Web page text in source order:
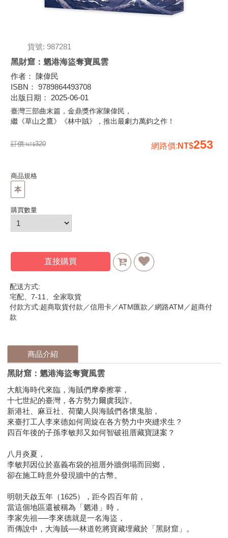
貨號: 987281
黑財窟：魍港海盜奪寶風雲
作者：
陳偉民
ISBN ： 9789864493708
出版日期 ： 2025-06-01
臺灣三部曲末篇，金鼎獎作家陳偉民，
繼《草山之鷹》《林中賊》，推出最劇力萬鈞之作！
訂價: 320 網路價: 253
商品規格
本
購買數量
直接購買
配送方式:
宅配、7-11、全家取貨
付款方式:超商取貨付款／信用卡／ATM匯款／網路ATM／超商付
款
商品介紹
黑財窟：魍港海盜奪寶風雲
大航海時代來臨，海賊們摩拳擦掌，
十七世紀的臺灣，各方勢力爾虞我詐。
新港社、麻豆社、荷蘭人與海賊們各懷鬼胎，
來臺打工人李來德如何周旋在各方勢力中夾縫求生？
四百年後的子孫李敏邦又如何智破祖厝藏寶謎案？
八月炎夏，
李敏邦因位於嘉義布袋的祖厝外牆倒塌而回鄉，
卻在施工時意外發現牆中的古幣。
明朝天啟五年（1625），距今四百年前，
當這個地區還被稱為「魍港」時，
李家先祖──李來德就是一名海盜，
而傳說中，大海賊──林道乾將寶藏埋藏於「黑財窟」。